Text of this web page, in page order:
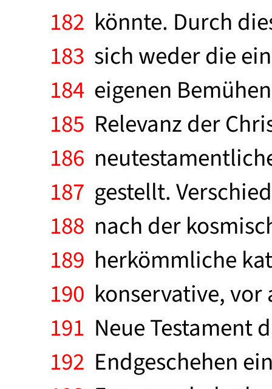
182 könnte. Durch
183 sich weder die
184 eigenen
185 Relevanz der
186
187 gestellt.
188 nach der
189 herkömmliche
190 konservative,
191 Neue Testament
192 Endgeschehen